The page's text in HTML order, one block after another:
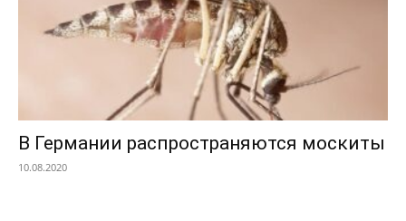
В Германии распространяются москиты
10.08.2020